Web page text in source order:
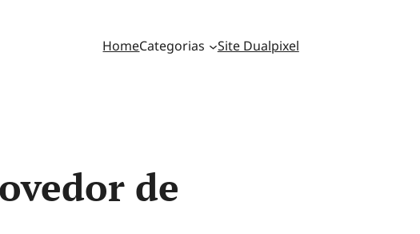
HomeCategorias Site Dualpixel
de